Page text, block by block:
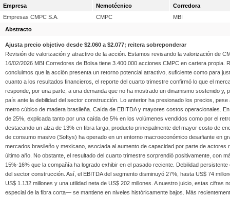
Empresa Nemotécnico
Corredora
Empresas CMPC S.A.
CMPC
MBI
Abstracto
Ajusta precio objetivo desde $2.060 a $2.077; reitera sobreponderar
Revisión de valorización y atractivo de la acción. Estamos revisando la valorización de
16/02/2026 MBI Corredores de Bolsa tiene 3.400.000 acciones CMPC en cartera
concluimos que la acción presenta un retorno potencial atractivo, suficiente como para
cuanto a los resultados financieros, el reporte del cuarto trimestre confirmó lo que el
responde, por una parte, a una demanda que no ha mostrado un dinamismo sostenido
país ante la debilidad del sector construcción. Lo anterior ha presionado los precios,
metro cúbico de madera brasileña. Caída de EBITDA y mayores costos operacionales.
de 25%, explicada tanto por una caída de 5% en los volúmenes vendidos como por el
destacando un alza de 13% en fibra larga, producto principalmente del mayor costo de
de consumo masivo (Softys) ha operado en un entorno macroeconómico desafiante en
mercados brasileño y mexicano, asociada al aumento de capacidad por parte de
último año. No obstante, el resultado del cuarto trimestre sorprendió positivamente, con
15%-16% que la compañía ha logrado exhibir en el pasado reciente. Debilidad
del sector construcción. Así, el EBITDA del segmento disminuyó 27%, hasta US$ 74
US$ 1.132 millones y una utilidad neta de US$ 202 millones. A nuestro juicio, estas
especial de la fibra corta— se mantiene en niveles históricamente bajos. Más